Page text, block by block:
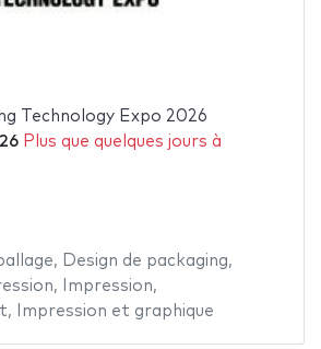
Technology Expo 2026
Plus que quelques jours à
, Design de packaging,
, Impression,
, Impression et graphique